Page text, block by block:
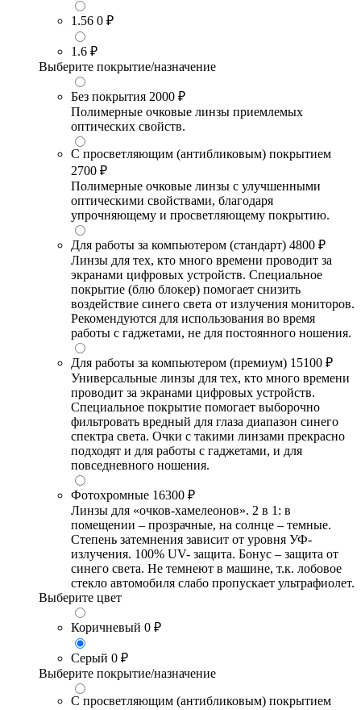
1.56 0 ₽
1.6 ₽
Выберите покрытие/назначение
Без покрытия 2000 ₽
Полимерные очковые линзы приемлемых
оптических свойств.
С просветляющим (антибликовым) покрытием
2700 ₽
Полимерные очковые линзы с улучшенными
оптическими свойствами, благодаря
упрочняющему и просветляющему покрытию.
Для работы за компьютером (стандарт) 4800 ₽
Линзы для тех, кто много времени проводит за
экранами цифровых устройств. Специальное
покрытие (блю блокер) помогает снизить
воздействие синего света от излучения мониторов.
Рекомендуются для использования во время
работы с гаджетами, не для постоянного ношения.
Для работы за компьютером (премиум) 15100 ₽
Универсальные линзы для тех, кто много времени
проводит за экранами цифровых устройств.
Специальное покрытие помогает выборочно
фильтровать вредный для глаза диапазон синего
спектра света. Очки с такими линзами прекрасно
подходят и для работы с гаджетами, и для
повседневного ношения.
Фотохромные 16300 ₽
Линзы для «очков-хамелеонов». 2 в 1: в
помещении – прозрачные, на солнце – темные.
Степень затемнения зависит от уровня УФ-
излучения. 100% UV- защита. Бонус – защита от
синего света. Не темнеют в машине, т.к. лобовое
стекло автомобиля слабо пропускает ультрафиолет.
Выберите цвет
Коричневый 0 ₽
Серый 0 ₽
Выберите покрытие/назначение
С просветляющим (антибликовым) покрытием